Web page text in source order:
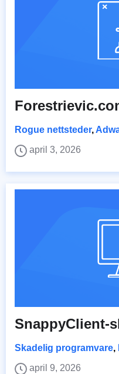
Rogue nettsteder,
april 3, 2026
SnappyClient-
Skadelig programvare,
april 9, 2026